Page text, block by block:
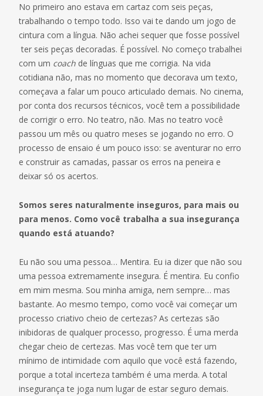
No primeiro ano estava em cartaz com seis peças,
trabalhando o tempo todo. Isso vai te dando um jogo de
cintura com a língua. Não achei sequer que fosse possível
ter seis peças decoradas. É possível. No começo trabalhei
com um coach de línguas que me corrigia. Na vida
cotidiana não, mas no momento que decorava um texto,
começava a falar um pouco articulado demais. No cinema,
por conta dos recursos técnicos, você tem a possibilidade
de corrigir o erro. No teatro, não. Mas no teatro você
passou um mês ou quatro meses se jogando no erro. O
processo de ensaio é um pouco isso: se aventurar no erro
e construir as camadas, passar os erros na peneira e
deixar só os acertos.
Somos seres naturalmente inseguros, para mais ou
para menos. Como você trabalha a sua insegurança
quando está atuando?
Eu não sou uma pessoa… Mentira. Eu ia dizer que não sou
uma pessoa extremamente insegura. É mentira. Eu confio
em mim mesma. Sou minha amiga, nem sempre… mas
bastante. Ao mesmo tempo, como você vai começar um
processo criativo cheio de certezas? As certezas são
inibidoras de qualquer processo, progresso. É uma merda
chegar cheio de certezas. Mas você tem que ter um
mínimo de intimidade com aquilo que você está fazendo,
porque a total incerteza também é uma merda. A total
insegurança te joga num lugar de estar seguro demais.